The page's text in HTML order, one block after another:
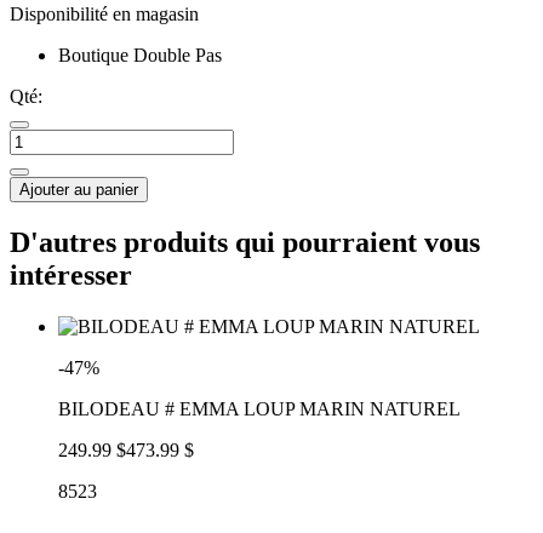
Disponibilité en magasin
Boutique Double Pas
Qté:
Ajouter au panier
D'autres produits qui pourraient vous
intéresser
-47%
BILODEAU # EMMA LOUP MARIN NATUREL
249.99 $473.99 $
8523